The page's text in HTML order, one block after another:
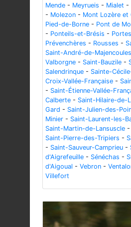
Mende - Meyrueis - Mialet -
- Molezon - Mont Lozère et
Pied-de-Borne - Pont de
- Ponteils-et-Brésis - Portes
Prévenchères - Rousses -
Saint-André-de-Majencoules
Valborgne - Saint-Bauzile -
Salendrinque - Sainte-
Croix-Vallée-Française -
- Saint-Étienne-Vallée-
Calberte - Saint-Hilaire-de-
Gard - Saint-Julien-des-
Minier - Saint-Laurent-les-
Saint-Martin-de-Lansuscle -
Saint-Pierre-des-Tripiers -
- Saint-Sauveur-Camprieu -
d'Aigrefeuille - Sénéchas -
d'Aigoual - Vebron -
Villefort